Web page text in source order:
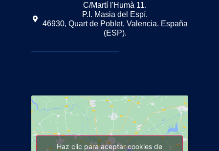
C/Martí l'Humà 11.
P.I. Masia del Espí.
46930, Quart de Poblet, Valencia. España
(ESP).
Haz clic para aceptar cookies de